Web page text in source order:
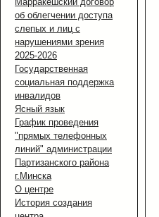
об облегчении доступа
слепых и лиц с
нарушениями зрения
2025-2026
Государственная
социальная поддержка
инвалидов
Ясный язык
График проведения
"прямых телефонных
линий" администрации
Партизанского района
г.Минска
О центре
История создания